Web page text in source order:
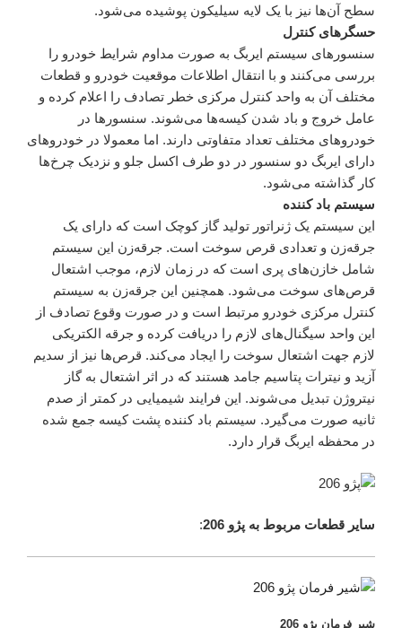
سطح آن‌ها نیز با یک لایه سیلیکون پوشیده می‌شود.
حسگرهای کنترل
سنسورهای سیستم ایربگ به صورت مداوم شرایط خودرو را
بررسی می‌کنند و با انتقال اطلاعات موقعیت خودرو و قطعات
مختلف آن به واحد کنترل مرکزی خطر تصادف را اعلام کرده و
عامل خروج و باد شدن کیسه‌ها می‌شوند. سنسورها در
خودروهای مختلف تعداد متفاوتی دارند. اما معمولا در خودروهای
دارای ایربگ دو سنسور در دو طرف اکسل جلو و نزدیک چرخ‌ها
کار گذاشته می‌شود.
سیستم باد کننده
این سیستم یک ژنراتور تولید گاز کوچک است که دارای یک
جرقه‌زن و تعدادی قرص سوخت است. جرقه‌زن این سیستم
شامل خازن‌های پری است که در زمان لازم، موجب اشتعال
قرص‌های سوخت می‌شود. همچنین این جرقه‌زن به سیستم
کنترل مرکزی خودرو مرتبط است و در صورت وقوع تصادف از
این واحد سیگنال‌های لازم را دریافت کرده و جرقه‌ الکتریکی
لازم جهت اشتعال سوخت را ایجاد می‌کند. قرص‌ها نیز از سدیم
آزید و نیترات پتاسیم جامد هستند که در اثر اشتعال به گاز
نیتروژن تبدیل می‌شوند. این فرایند شیمیایی در کمتر از صدم
ثانیه صورت می‌گیرد. سیستم باد کننده پشت کیسه‌ جمع شده
در محفظه‌ ایربگ قرار دارد.
سایر قطعات مربوط به پژو 206 :
شیر فرمان پژو 206